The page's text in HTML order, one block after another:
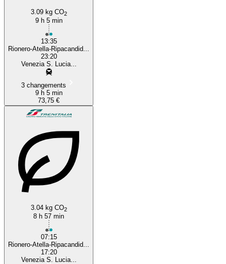
3.09 kg CO2
9 h 5 min
13:35
Rionero-Atella-Ripacandid...
23:20
Venezia S. Lucia...
3 changements
9 h 5 min
73,75 €
3.04 kg CO2
8 h 57 min
07:15
Rionero-Atella-Ripacandid...
17:20
Venezia S. Lucia...